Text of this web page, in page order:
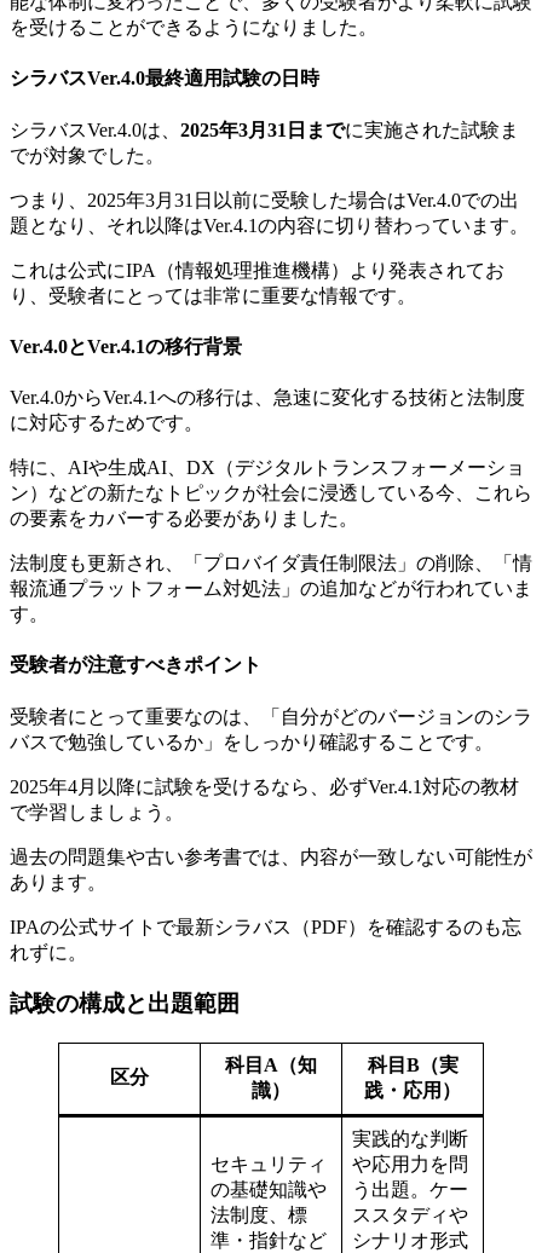
を受けることができるようになりました。
シラバスVer.4.0最終適用試験の日時
シラバスVer.4.0は、 2025年3月31日までに実施された試験ま
でが対象でした。
つまり、2025年3月31日以前に受験した場合はVer.4.0での出
題となり、それ以降はVer.4.1の内容に切り替わっています。
これは公式にIPA（情報処理推進機構）より発表されてお
り、受験者にとっては非常に重要な情報です。
Ver.4.0とVer.4.1の移行背景
Ver.4.0からVer.4.1への移行は、急速に変化する技術と法制度
に対応するためです。
特に、AIや生成AI、DX（デジタルトランスフォーメーショ
ン）などの新たなトピックが社会に浸透している今、これら
の要素をカバーする必要がありました。
法制度も更新され、「プロバイダ責任制限法」の削除、「情
報流通プラットフォーム対処法」の追加などが行われていま
す。
受験者が注意すべきポイント
受験者にとって重要なのは、「自分がどのバージョンのシラ
バスで勉強しているか」をしっかり確認することです。
2025年4月以降に試験を受けるなら、必ずVer.4.1対応の教材
で学習しましょう。
過去の問題集や古い参考書では、内容が一致しない可能性が
あります。
IPAの公式サイトで最新シラバス（PDF）を確認するのも忘
れずに。
試験の構成と出題範囲
区分
科目A（知
識）
科目B（実
践・応用）
セキュリティ
の基礎知識や
法制度、標
準・指針など
実践的な判断
や応用力を問
う出題。ケー
ススタディや
シナリオ形式